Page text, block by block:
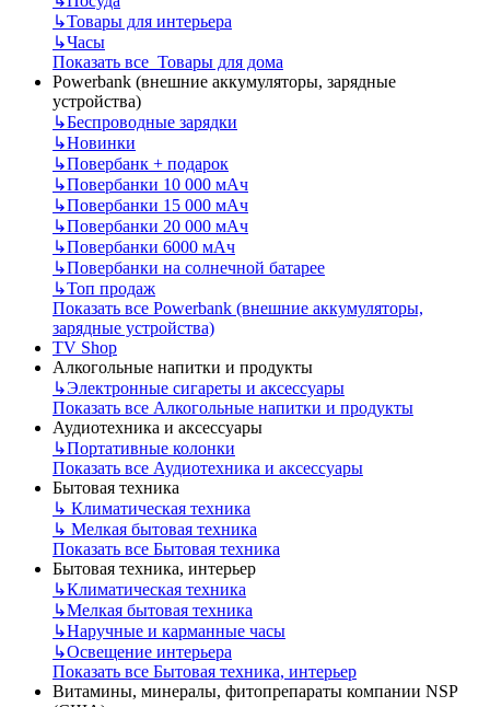
↳Товары для интерьера
↳Часы
Показать все Товары для дома
Powerbank (внешние аккумуляторы, зарядные
устройства)
↳Беспроводные зарядки
↳Новинки
↳Повербанк + подарок
↳Повербанки 10 000 мАч
↳Повербанки 15 000 мАч
↳Повербанки 20 000 мАч
↳Повербанки 6000 мАч
↳Повербанки на солнечной батарее
↳Топ продаж
Показать все Powerbank (внешние аккумуляторы,
зарядные устройства)
TV Shop
Алкогольные напитки и продукты
↳Электронные сигареты и аксессуары
Показать все Алкогольные напитки и продукты
Аудиотехника и аксессуары
↳Портативные колонки
Показать все Аудиотехника и аксессуары
Бытовая техника
↳ Климатическая техника
↳ Мелкая бытовая техника
Показать все Бытовая техника
Бытовая техника, интерьер
↳Климатическая техника
↳Мелкая бытовая техника
↳Наручные и карманные часы
↳Освещение интерьера
Показать все Бытовая техника, интерьер
Витамины, минералы, фитопрепараты компании NSP